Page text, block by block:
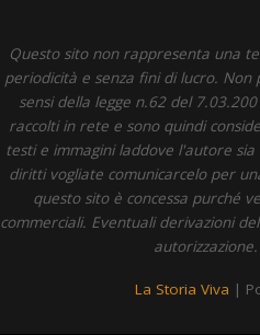
Questo sito non rappresenta una
periodicità e senza fini di lucro.
sensi della legge n.62 del
raccolti in rete e sono quindi
testi e immagini laddove l'autore
diritti vogliate comunicarcelo per
questo sito è concessa purché
commerciali. Eventuali derivazioni
La Storia Viva |